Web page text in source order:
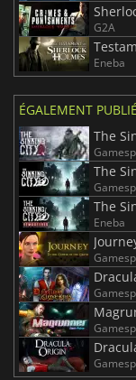
G2A
Eneba
ÉGALEMENT
The
The
The
Eneba